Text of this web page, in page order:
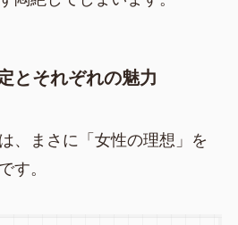
とそれぞれの魅力
、まさに「女性の理想」を
す。